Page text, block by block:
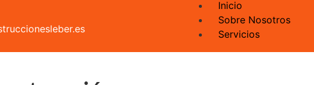
REFORMAS INTEGRALES
REFORMAS INTEGRALES DE COCINAS
Inicio
Sobre Nosotros
Servicios